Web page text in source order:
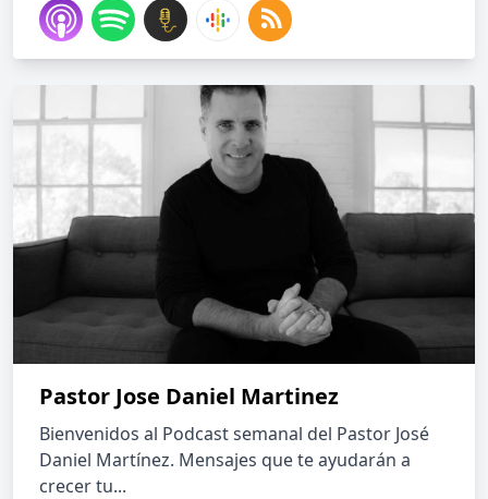
Pastor Jose Daniel Martinez
Bienvenidos al Podcast semanal del Pastor José
Daniel Martínez. Mensajes que te ayudarán a
crecer tu...